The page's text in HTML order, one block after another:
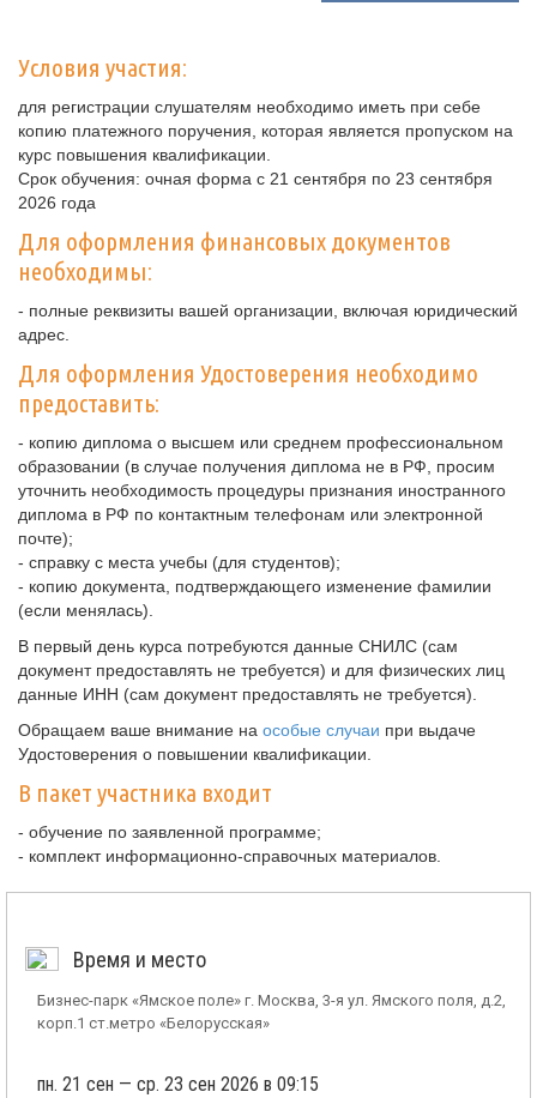
Условия участия:
для регистрации слушателям необходимо иметь при себе
копию платежного поручения, которая является пропуском на
курс повышения квалификации.
Срок обучения: очная форма с 21 сентября по 23 сентября
2026 года
Для оформления финансовых документов
необходимы:
- полные реквизиты вашей организации, включая юридический
адрес.
Для оформления Удостоверения необходимо
предоставить:
- копию диплома о высшем или среднем профессиональном
образовании (в случае получения диплома не в РФ, просим
уточнить необходимость процедуры признания иностранного
диплома в РФ по контактным телефонам или электронной
почте);
- справку с места учебы (для студентов);
- копию документа, подтверждающего изменение фамилии
(если менялась).
В первый день курса потребуются данные СНИЛС (сам
документ предоставлять не требуется) и для физических лиц
данные ИНН (сам документ предоставлять не требуется).
Обращаем ваше внимание на особые случаи при выдаче
Удостоверения о повышении квалификации.
В пакет участника входит
- обучение по заявленной программе;
- комплект информационно-справочных материалов.
Время и место
Бизнес-парк «Ямское поле» г. Москва, 3-я ул. Ямского поля, д.2,
корп.1 ст.метро «Белорусская»
пн. 21 сен — ср. 23 сен 2026 в 09:15